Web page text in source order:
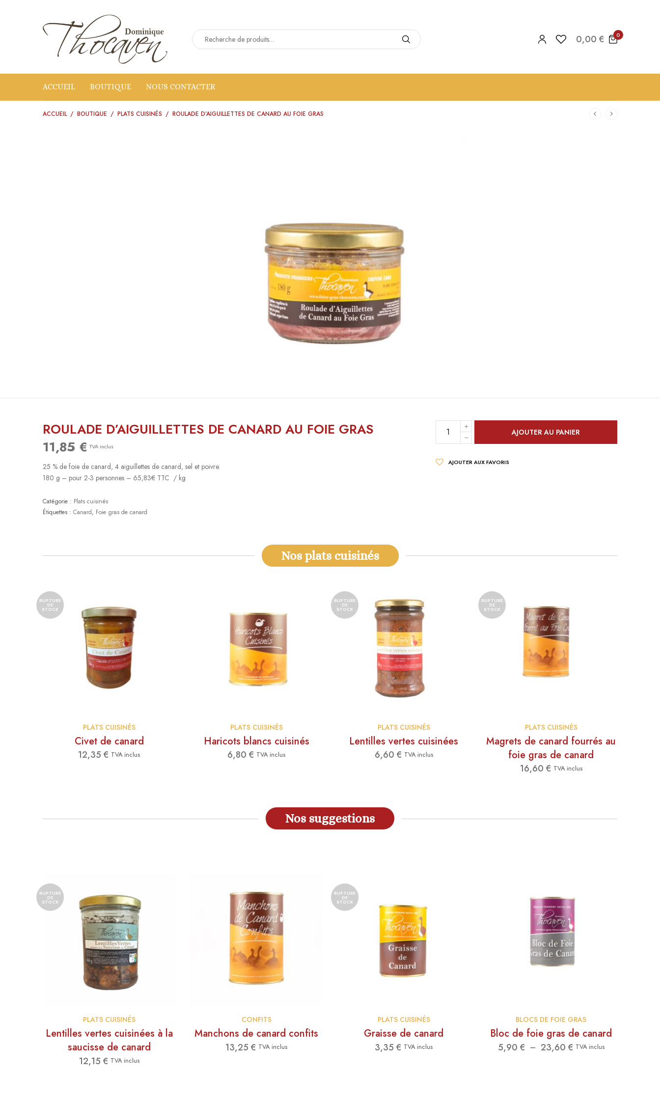
0,00 € 0
ACCUEIL BOUTIQUE NOUS CONTACTER
ACCUEIL / BOUTIQUE / PLATS CUISINÉS / ROULADE D’AIGUILLETTES DE CANARD AU FOIE GRAS
ROULADE D’AIGUILLETTES DE CANARD AU FOIE GRAS
11,85 € TVA inclus
25 % de foie de canard, 4 aiguillettes de canard, sel et poivre.
180 g – pour 2-3 personnes – 65,83€ TTC / kg
Catégorie : Plats cuisinés
Étiquettes : Canard, Foie gras de canard
AJOUTER AU PANIER
AJOUTER AUX FAVORIS
Nos plats cuisinés
RUPTURE
DE
STOCK
PLATS CUISINÉS
Civet de canard
12,35 € TVA inclus
PLATS CUISINÉS
Haricots blancs cuisinés
6,80 € TVA inclus
RUPTURE
DE
STOCK
PLATS CUISINÉS
Lentilles vertes cuisinées
6,60 € TVA inclus
RUPTURE
DE
STOCK
PLATS CUISINÉS
Magrets de canard fourrés au
foie gras de canard
16,60 € TVA inclus
Nos suggestions
RUPTURE
DE
STOCK
PLATS CUISINÉS
Lentilles vertes cuisinées à la
saucisse de canard
12,15 € TVA inclus
CONFITS
Manchons de canard confits
13,25 € TVA inclus
RUPTURE
DE
STOCK
PLATS CUISINÉS
Graisse de canard
3,35 € TVA inclus
BLOCS DE FOIE GRAS
Bloc de foie gras de canard
5,90 € – 23,60 € Plage
TVA inclus